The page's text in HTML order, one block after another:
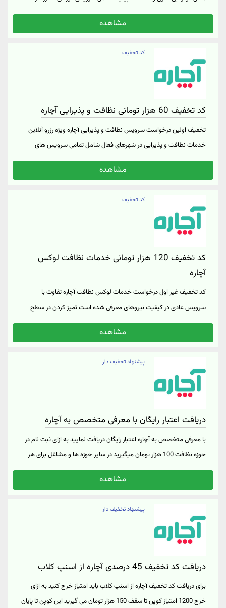
تعویض پوشال و برزنت و... از برندهای ال جی، پاناسیونیک، توشیبا، گری،
هایسنس و غیره کوپن برای تمامی کاربران در همه شهرهای ایران فعال است
مشاهده
کد تخفیف
کد تخفیف 60 هزار تومانی نظافت و پذیرایی آچاره
تخفیف اولین درخواست سرویس نظافت و پذیرایی آچاره ویژه رزرو آنلاین
خدمات نظافت و پذیرایی در شهرهای فعال شامل تمامی سرویس های
عادی، ویژه، لوکس، فوری نظافت تمیزکاری راه پله، آشپزی، سمپاشی،
مشاهده
کد تخفیف
کد تخفیف 120 هزار تومانی خدمات نظافت لوکس
آچاره
کد تخفیف غیر اول درخواست خدمات لوکس نظافت آچاره تفاوت با
سرویس عادی در کیفیت نیروهای معرفی شده است تمیز کردن در سطح
عالی و فوق العاده با وسواس و دقت فراوان افرادی با سابقه و متخصص
خرید»
مشاهده
پیشنهاد تخفیف دار
دریافت اعتبار رایگان با معرفی متخصص به آچاره
با معرفی متخصص به آچاره اعتبار رایگان دریافت نمایید به ازای ثبت نام در
حوزه نظافت 100 هزار تومان میگیرید در سایر حوزه ها و مشاغل برای هر
نفر 30 هزار تومان هدیه با قبول اولین درخواست آنان به همین مقدار
دریافت میکنید لازم است آنها با لینک اختصاصی شما عضو سامانه شوند
وبسایت آچاره روی «لینک خرید» بزنید
مشاهده
پیشنهاد تخفیف دار
دریافت کد تخفیف 45 درصدی آچاره از اسنپ کلاب
برای دریافت کد تخفیف آچاره از اسنپ کلاب باید امتیاز خرج کنید به ازای
خرج 1200 امتیاز کوپن تا سقف 150 هزار تومان می گیرید این کوپن تا پایان